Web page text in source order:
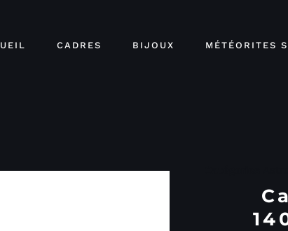
CADRES BIJOUX MÉTÉORITES